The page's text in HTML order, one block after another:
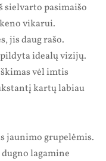
sielvarto pasimaišo
vikarui.
jis daug rašo.
idealų vizijų.
vėl imtis
kartų labiau
jaunimo grupelėmis.
lagamine